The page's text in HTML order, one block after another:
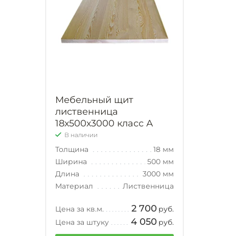
Мебельный щит
лиственница
18х500х3000 класс А
В наличии
Толщина
18 мм
Ширина
500 мм
Длина
3000 мм
Материал
Лиственница
Цена за кв.м. 2 700 руб.
Цена за штуку
4 050 руб.